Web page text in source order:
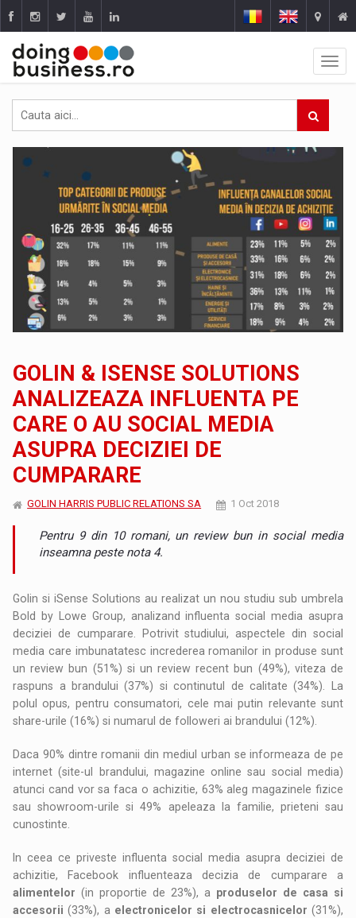
GOLIN & ISENSE SOLUTIONS
ANALIZEAZA INFLUENTA PE
CARE O AU SOCIAL MEDIA
ASUPRA DECIZIEI DE
CUMPARARE
GOLIN HARRIS PUBLIC RELATIONS SA 1 Oct 2018
Pentru 9 din 10 romani, un review bun in social media
inseamna peste nota 4.
Golin si iSense Solutions au realizat un nou studiu sub umbrela
Bold by Lowe Group, analizand influenta social media asupra
deciziei de cumparare. Potrivit studiului, aspectele din social
media care imbunatatesc increderea romanilor in produse sunt
un review bun (51%) si un review recent bun (49%), viteza de
raspuns a brandului (37%) si continutul de calitate (34%). La
polul opus, pentru consumatori, cele mai putin relevante sunt
share-urile (16%) si numarul de followeri ai brandului (12%).
Daca 90% dintre romanii din mediul urban se informeaza de pe
internet (site-ul brandului, magazine online sau social media)
atunci cand vor sa faca o achizitie, 63% aleg magazinele fizice
sau showroom-urile si 49% apeleaza la familie, prieteni sau
cunostinte.
In ceea ce priveste influenta social media asupra deciziei de
achizitie, Facebook influenteaza decizia de cumparare a
alimentelor (in proportie de 23%), a produselor de casa si
accesorii (33%), a electronicelor si electrocasnicelor (31%),